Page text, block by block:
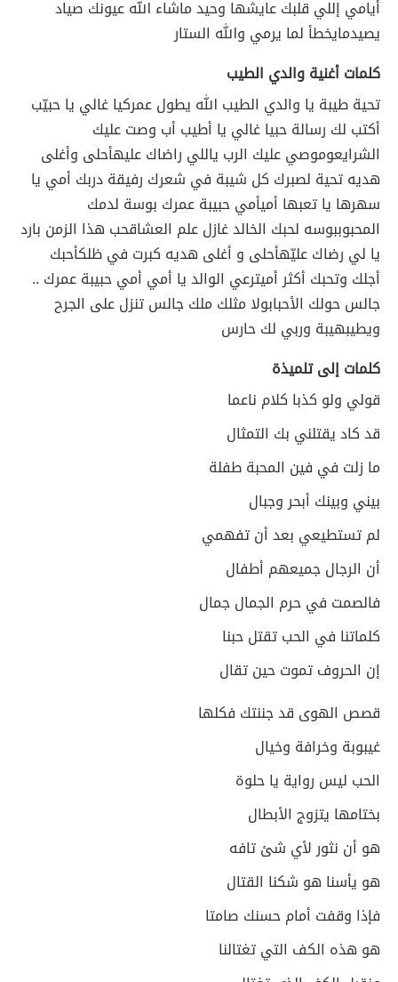
أيامي إللي قلبك عايشها وحيد ماشاء الله عيونك صياد
يصيدمايخطأ لما يرمي والله الستار
كلمات أغنية والدي الطيب
تحية طيبة يا والدي الطيب الله يطول عمركيا غالي يا حبيّب
أكتب لك رسالة حبيا غالي يا أطيب أب وصت عليك
الشرايعوموصي عليك الرب ياللي راضاك عليهأحلى وأغلى
هديه تحية لصبرك كل شيبة في شعرك رفيقة دربك أمي يا
سهرها يا تعبها أميأمي حبيبة عمرك بوسة لدمك
المحبوببوسه لحبك الخالد غازل علم العشاقحب هذا الزمن بارد
يا لي رضاك عليّهأحلى و أغلى هديه كبرت في ظلكأحبك
أجلك وتحبك أكثر أميترعي الوالد يا أمي أمي حبيبة عمرك ..
جالس حولك الأحبابولا مثلك ملك جالس تنزل على الجرح
ويطيبهيبة وربي لك حارس
كلمات إلى تلميذة
قولي ولو كذبا كلام ناعما
قد كاد يقتلني بك التمثال
ما زلت في فين المحبة طفلة
بيني وبينك أبحر وجبال
لم تستطيعي بعد أن تفهمي
أن الرجال جميعهم أطفال
فالصمت في حرم الجمال جمال
كلماتنا في الحب تقتل حبنا
إن الحروف تموت حين تقال
قصص الهوى قد جننتك فكلها
غيبوبة وخرافة وخيال
الحب ليس رواية يا حلوة
بختامها يتزوج الأبطال
هو أن نثور لأي شئ تافه
هو يأسنا هو شكنا القتال
فإذا وقفت أمام حسنك صامتا
هو هذه الكف التي تغتالنا